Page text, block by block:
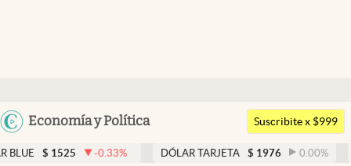
Argentina
Economía y Política
Members
Economía y Política
Suscribite x $999
-0.33% DÓLAR TARJETA $ 1976 0.00 % DÓLAR MEP